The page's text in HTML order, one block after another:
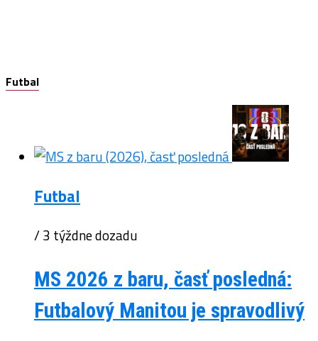
Futbal
Futbal
/ 3 týždne dozadu
MS 2026 z baru, časť posledná:
Futbalový Manitou je spravodlivý